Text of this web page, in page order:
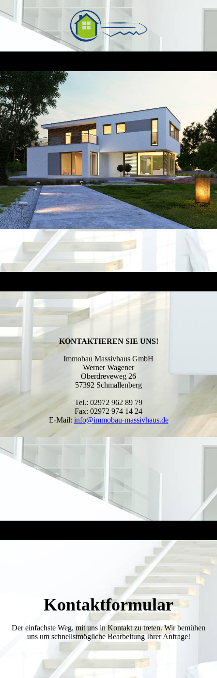
KONTAK­TIEREN SIE UNS!
Immobau Massivhaus GmbH
Werner Wagener
Oberdreveweg 26
57392 Schmallenberg
Tel.: 02972 962 89 79
Fax: 02972 974 14 24
E-Mail: info@immobau-massivhaus.de
Kontakt­formular
Der einfachste Weg, mit uns in Kontakt zu treten. Wir bemühen
uns um schnellst­mögliche Bearbeitung Ihrer Anfrage!